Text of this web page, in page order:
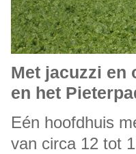
Met jacuzzi en
en het
Eén hoofdhuis
van circa 12 tot